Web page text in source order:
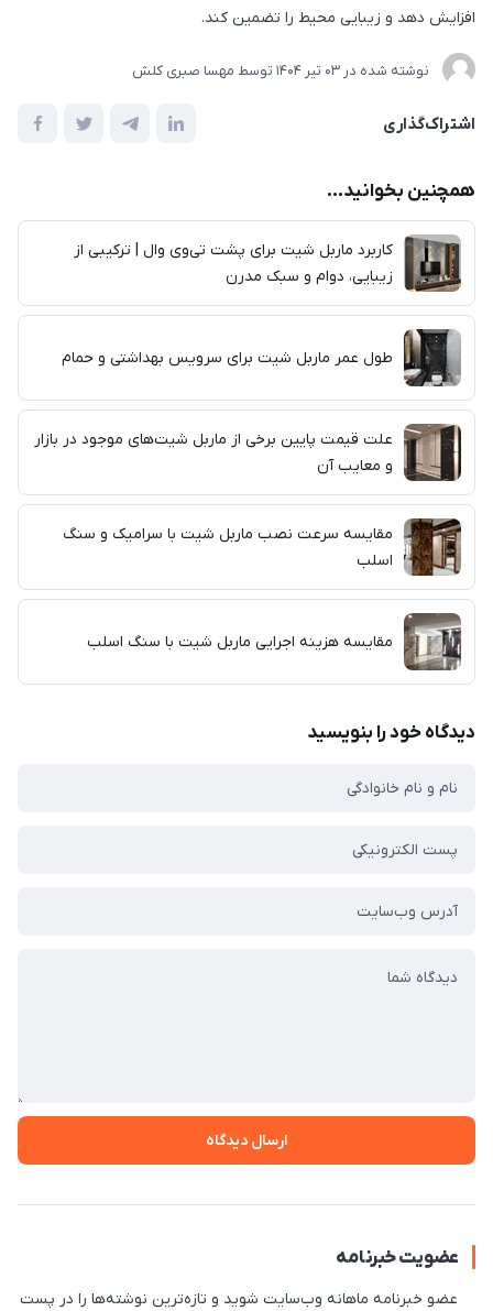
افزایش دهد و زیبایی محیط را تضمین کند.
نوشته شده در 03 تير 1404 توسط مهسا صبری کلش
اشتراک‌گذاری
همچنین بخوانید...
کاربرد ماربل شیت برای پشت تی‌وی وال | ترکیبی از
زیبایی، دوام و سبک مدرن
طول عمر ماربل شیت برای سرویس بهداشتی و حمام
علت قیمت پایین برخی از ماربل شیت‌های موجود در بازار
و معایب آن
مقایسه سرعت نصب ماربل شیت با سرامیک و سنگ
اسلب
مقایسه هزینه اجرایی ماربل شیت با سنگ اسلب
دیدگاه خود را بنویسید
ارسال دیدگاه
عضویت خبرنامه
عضو خبرنامه ماهانه وب‌سایت شوید و تازه‌ترین نوشته‌ها را در پست